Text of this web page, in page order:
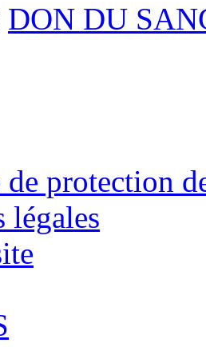
DON DU
protection
légales